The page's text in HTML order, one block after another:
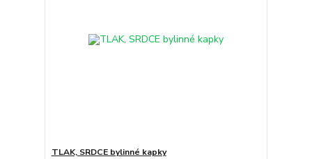
TLAK, SRDCE bylinné kapky